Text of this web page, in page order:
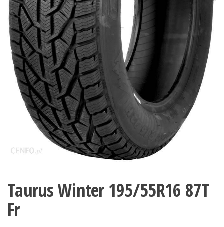
Taurus Winter 195/55R16 87T
Fr